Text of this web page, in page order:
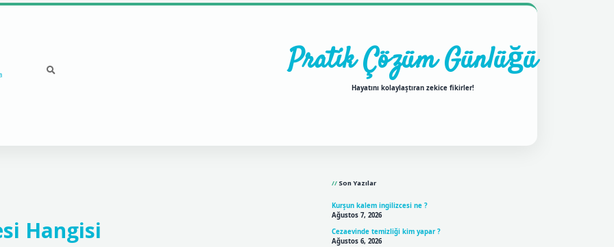
Pratik Çözüm Günlüğü
Hayatını kolaylaştıran zekice fikirler!
Hangisi
Son Yazılar
Kurşun kalem ingilizcesi ne ?
Ağustos 7, 2026
Cezaevinde temizliği kim yapar ?
Ağustos 6, 2026